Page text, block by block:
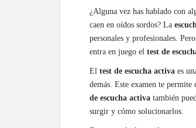
¿Alguna vez has hablado con
caen en oídos sordos? La
personales y profesionales.
entra en juego el test de
El test de escucha activa es
demás. Este examen te
de escucha activa también
surgir y cómo solucionarlos.